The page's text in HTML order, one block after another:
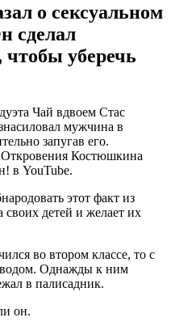
о сексуальном
сделал
чтобы уберечь
Чай вдвоем Стас
мужчина в
запугав его.
Откровения Костюшкина
в YouTube.
этот факт из
своих детей и желает их
во втором классе, то с
Однажды к ним
в палисадник.
он.